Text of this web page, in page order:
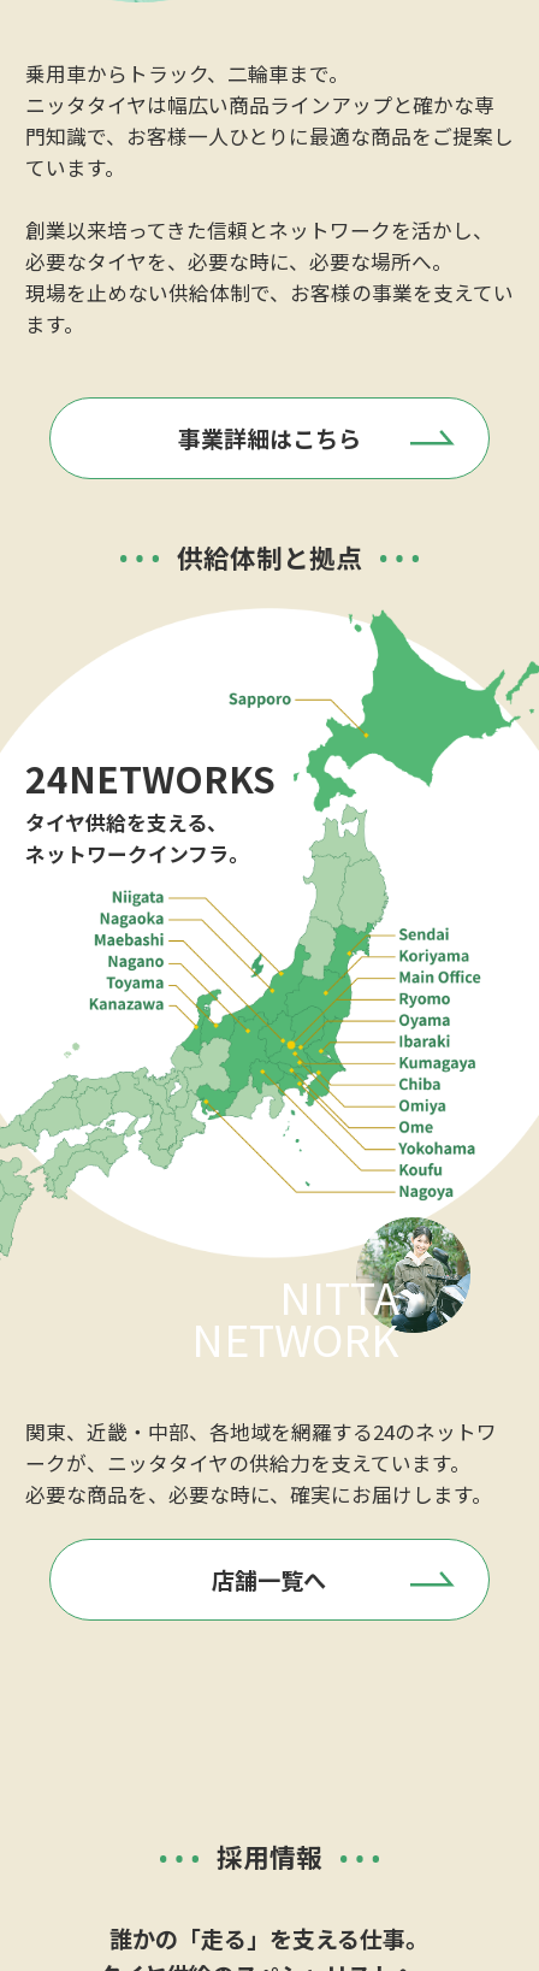
乗用車からトラック、二輪車まで。
ニッタタイヤは幅広い商品ラインアップと確かな専
門知識で、 お客様一人ひとりに最適な商品をご提案し
ています。
創業以来培ってきた信頼とネットワークを活かし、
必要なタイヤを、必要な時に、必要な場所へ。
現場を止めない供給体制で、お客様の事業を支えてい
ます。
事業詳細はこちら
供給体制と拠点
24NETWORKS
タイヤ供給を支える、
ネットワークインフラ。
関東、近畿・中部、各地域を網羅する24のネットワ
ークが、 ニッタタイヤの供給力を支えています。
必要な商品を、必要な時に、確実にお届けします。
店舗一覧へ
NITTA
NETWORK
令和
採用情報
誰かの「走る」を支える仕事。